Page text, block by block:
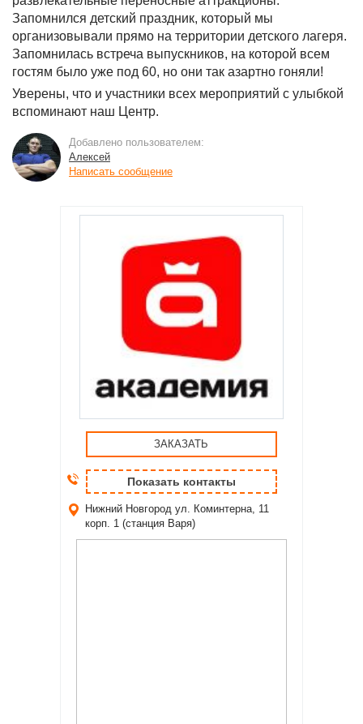
Запомнился детский праздник, который мы
организовывали прямо на территории детского лагеря.
Запомнилась встреча выпускников, на которой всем
гостям было уже под 60, но они так азартно гоняли!
Уверены, что и участники всех мероприятий с улыбкой
вспоминают наш Центр.
Добавлено пользователем:
Алексей
Написать сообщение
ЗАКАЗАТЬ
Показать контакты
Нижний Новгород ул. Коминтерна, 11
корп. 1 (станция Варя)